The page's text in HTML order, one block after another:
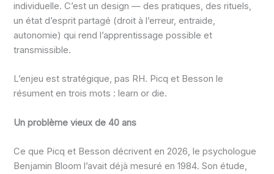
individuelle. C’est un design — des pratiques, des rituels,
un état d’esprit partagé (droit à l’erreur, entraide,
autonomie) qui rend l’apprentissage possible et
transmissible.
L’enjeu est stratégique, pas RH. Picq et Besson le
résument en trois mots : learn or die.
Un problème vieux de 40 ans
Ce que Picq et Besson décrivent en 2026, le psychologue
Benjamin Bloom l’avait déjà mesuré en 1984. Son étude,